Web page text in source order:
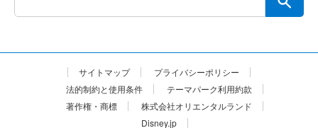
サイトマップ
プライバシーポリシー
法的制約と使用条件
テーマパーク利用約款
著作権・商標
株式会社オリエンタルランド
Disney.jp